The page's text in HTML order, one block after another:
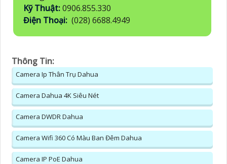
Kỹ Thuật:0906.855.330
Điện Thoại: (028) 6688.4949
Thông Tin:
Camera Ip Thân Trụ Dahua
Camera Dahua 4K Siêu Nét
Camera DWDR Dahua
Camera Wifi 360 Có Màu Ban Đêm Dahua
Camera IP PoE Dahua